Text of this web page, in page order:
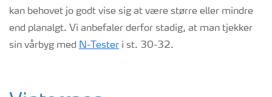
kan behovet jo godt vise sig at være større eller mindre
end planalgt. Vi anbefaler derfor stadig, at man tjekker
sin vårbyg med N-Tester i st. 30-32.